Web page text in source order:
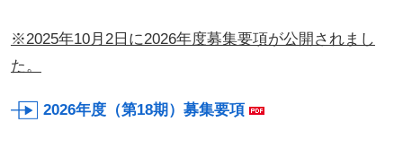
※2025年10月2日に2026年度募集要項が公開されまし
た。
2026年度（第18期）募集要項